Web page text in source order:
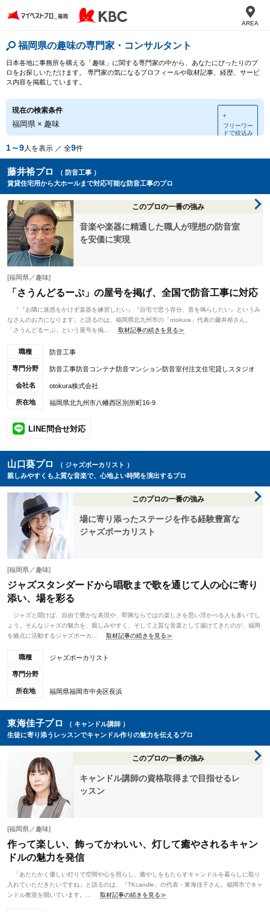
AREA
福岡県の趣味の専門家・コンサルタント
日本各地に事務所を構える「趣味」に関する専門家の中から、あなたにぴったりのプ
ロをお探しいただけます。 専門家の気になるプロフィールや取材記事、経歴、サービ
ス内容を掲載しています。
現在の検索条件
福岡県 × 趣味
＋
フリーワー
ドで絞込み
1～9人を表示 ／ 全9件
藤井裕プロ
（ 防音工事 ）
賃貸住宅用から大ホールまで対応可能な防音工事のプロ
このプロの一番の強み
音楽や楽器に精通した職人が理想の防音室
を安価に実現
[福岡県／趣味]
「さうんどるーぷ」の屋号を掲げ、全国で防音工事に対応
「『お隣に迷惑をかけず楽器を練習したい』『自宅で思う存分、音を鳴らしたい』というみ
なさんのお力になります」と語るのは、福岡県北九州市の「otokura」代表の藤井裕さん。
「さうんどるーぷ」という屋号を掲...
取材記事の続きを見る≫
職種 防音工事
専門分野 防音工事防音コンテナ防音マンション防音室付注文住宅貸しスタジオ
会社名 otokura株式会社
所在地 福岡県北九州市八幡西区別所町16-9
LINE問合せ対応
山口葵プロ
（ ジャズボーカリスト ）
親しみやすくも上質な音楽で、心地よい時間を演出するプロ
このプロの一番の強み
場に寄り添ったステージを作る経験豊富な
ジャズボーカリスト
[福岡県／趣味]
ジャズスタンダードから唱歌まで歌を通じて人の心に寄り
添い、場を彩る
ジャズと聞けば、自由で豊かな表現や、即興ならではの楽しさを思い浮かべる人も多いでし
ょう。そんなジャズの魅力を、親しみやすく、そして上質な音楽として届けてきたのが、福岡
を拠点に活動するジャズボーカ...
取材記事の続きを見る≫
職種 ジャズボーカリスト
専門分野
所在地 福岡県福岡市中央区長浜
東海佳子プロ
（ キャンドル講師 ）
生徒に寄り添うレッスンでキャンドル作りの魅力を伝えるプロ
このプロの一番の強み
キャンドル講師の資格取得まで目指せるレ
ッスン
[福岡県／趣味]
作って楽しい、飾ってかわいい、灯して癒やされるキャン
ドルの魅力を発信
「あたたかく優しい灯りで空間や心を照らし、癒やしをもたらすキャンドルを暮らしに取り
入れていただきたいですね」と語るのは、「TKcandle」の代表・東海佳子さん。福岡市でキャ
ンドル教室を開いています。...
取材記事の続きを見る≫